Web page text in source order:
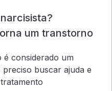
um transtorno
é considerado um
buscar ajuda e